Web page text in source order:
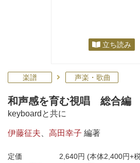
立ち読み
楽譜 声楽・歌曲
和声感を育む視唱 総合編
keyboardと共に
伊藤征夫 高田幸子 編著
定価 2,640円 (本体2,400円+